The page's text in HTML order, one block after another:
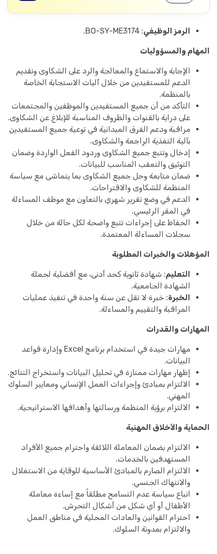
الرمز الوظيفي: BO-SY-ME3174.
المهام والمسؤوليات
الإجابة والاستماع والمعالجة والرد على الشكاوى وتقديم
الدعم للمستفيدين من خلال آليات الاستجابة الخاصة
بالمنظمة.
التأكد من أن جميع المستفيدين والموظفين والمجتمعات
على دراية بالقنوات والظروف المناسبة للإبلاغ عن الشكاوى.
مراقبة ودعم الفرق الميدانية في توعية جميع المستفيدين
بآلية التغذية الراجعة والشكاوى.
إدخال وتتبع جميع الشكاوى وردود الفعل الواردة وضمان
التوثيق والتعقب المناسب للبيانات.
ضمان متابعة وحل جميع الشكاوى بما يتماشى مع سياسة
المنظمة للشكاوى والاقتراحات.
الدعم في وضع تقرير شهري بالتعاون مع موظف المساءلة
في المقر الرئيسي.
الحفاظ على إجراءات تتبع واضحة لكل حالة من خلال
سجلات المساءلة المعتمدة.
المؤهلات والخبرات المطلوبة
التعليم: شهادة ثانوية كحد أدنى، مع أفضلية لحملة
الشهادة الجامعية.
الخبرة: خبرة لا تقل عن سنة واحدة في تنفيذ عمليات
المراقبة والتقييم والمساءلة.
المهارات والقدرات
مهارات جيدة في استخدام برنامج Excel وإدارة قواعد
البيانات.
إظهار مهارات ممتازة في تحليل البيانات واستخراج النتائج.
الالتزام بمبادئ وإجراءات العمل الإنساني ومعايير السلوك
المهني.
الالتزام برؤية المنظمة ورسالتها وأهدافها الاستراتيجية.
الحماية والأخلاق المهنية
الالتزام بضمان المعاملة اللائقة واحترام جميع الأفراد
المستهدفين بالخدمات.
الالتزام الصارم بالمبادئ الأساسية للوقاية من الاستغلال
والانتهاك الجنسي.
اتباع سياسة عدم التسامح مطلقاً مع إساءة معاملة
الأطفال أو أي شكل من أشكال التحرش.
احترام القوانين والعادات المحلية في مناطق العمل
والالتزام بمدونة السلوك.